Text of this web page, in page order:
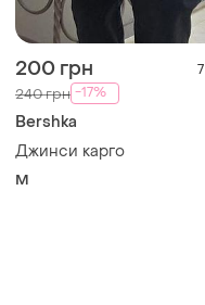
200 грн 7
240 грн -17%
Bershka
Джинси карго
M